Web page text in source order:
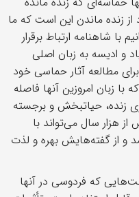
زنده ماندن این است که ما
با شاهنامه ارتباط برقرار
و ادیسه به زبان اصلی
برای مطالعه آثار حماسی خود
زبان امروزین آنها فاصله
زنده، حیاتبخش و برجسته
هزار سال می‌تواند با
و از گفته‌هایش بهره و لذت
که فردوسی در آنها